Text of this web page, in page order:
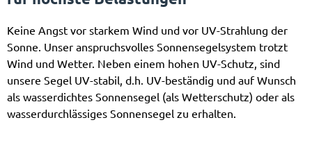
Keine Angst vor starkem Wind und vor UV-Strahlung der
Sonne. Unser anspruchsvolles Sonnensegelsystem trotzt
Wind und Wetter. Neben einem hohen UV-Schutz, sind
unsere Segel UV-stabil, d.h. UV-beständig und auf Wunsch
als wasserdichtes Sonnensegel (als Wetterschutz) oder als
wasserdurchlässiges Sonnensegel zu erhalten.